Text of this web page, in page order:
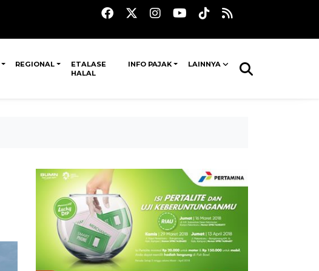
REGIONAL
ETALASE
HALAL
INFO PAJAK LAINNYA